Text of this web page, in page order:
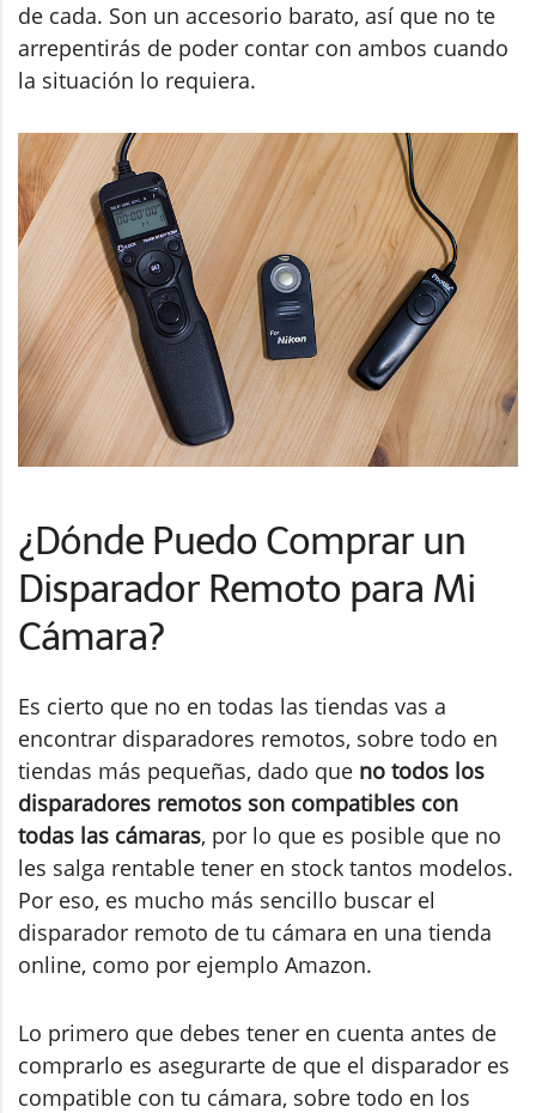
de cada. Son un accesorio barato, así que no te
arrepentirás de poder contar con ambos cuando
la situación lo requiera.
¿Dónde Puedo Comprar un
Disparador Remoto para Mi
Cámara?
Es cierto que no en todas las tiendas vas a
encontrar disparadores remotos, sobre todo en
tiendas más pequeñas, dado que no todos los
disparadores remotos son compatibles con
todas las cámaras, por lo que es posible que no
les salga rentable tener en stock tantos modelos.
Por eso, es mucho más sencillo buscar el
disparador remoto de tu cámara en una tienda
online, como por ejemplo Amazon.
Lo primero que debes tener en cuenta antes de
comprarlo es asegurarte de que el disparador es
compatible con tu cámara, sobre todo en los